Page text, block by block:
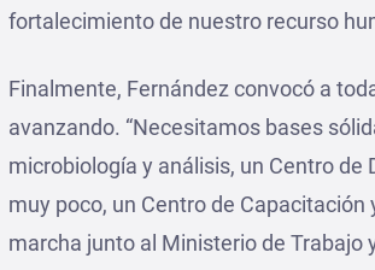
fortalecimiento de nuestro recurso
Finalmente, Fernández convocó a
avanzando. “Necesitamos bases
microbiología y análisis, un Centro de
muy poco, un Centro de
marcha junto al Ministerio de Trabajo